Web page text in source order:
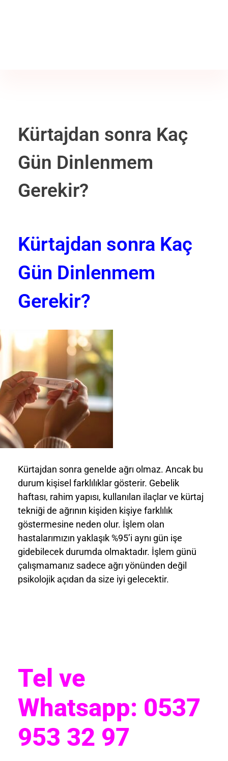
Kürtajdan sonra Kaç
Gün Dinlenmem
Gerekir?
Kürtajdan sonra Kaç
Gün Dinlenmem
Gerekir?
Kürtajdan sonra genelde ağrı olmaz. Ancak bu
durum kişisel farklılıklar gösterir. Gebelik
haftası, rahim yapısı, kullanılan ilaçlar ve kürtaj
tekniği de ağrının kişiden kişiye farklılık
göstermesine neden olur. İşlem olan
hastalarımızın yaklaşık %95’i aynı gün işe
gidebilecek durumda olmaktadır. İşlem günü
çalışmamanız sadece ağrı yönünden değil
psikolojik açıdan da size iyi gelecektir.
Tel ve
Whatsapp: 0537
953 32 97